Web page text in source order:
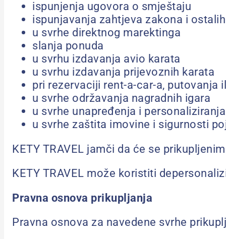
ispunjenja ugovora o smještaju
ispunjavanja zahtjeva zakona i
u svrhe direktnog marektinga
slanja ponuda
u svrhu izdavanja avio karata
u svrhu izdavanja prijevoznih karata
pri rezervaciji rent-a-car-a, putovanja
u svrhe održavanja nagradnih igara
u svrhe unapređenja i
u svrhe zaštita imovine i sigurnosti
KETY TRAVEL jamči da će se
KETY TRAVEL može koristiti
Pravna osnova prikupljanja
Pravna osnova za navedene svrhe